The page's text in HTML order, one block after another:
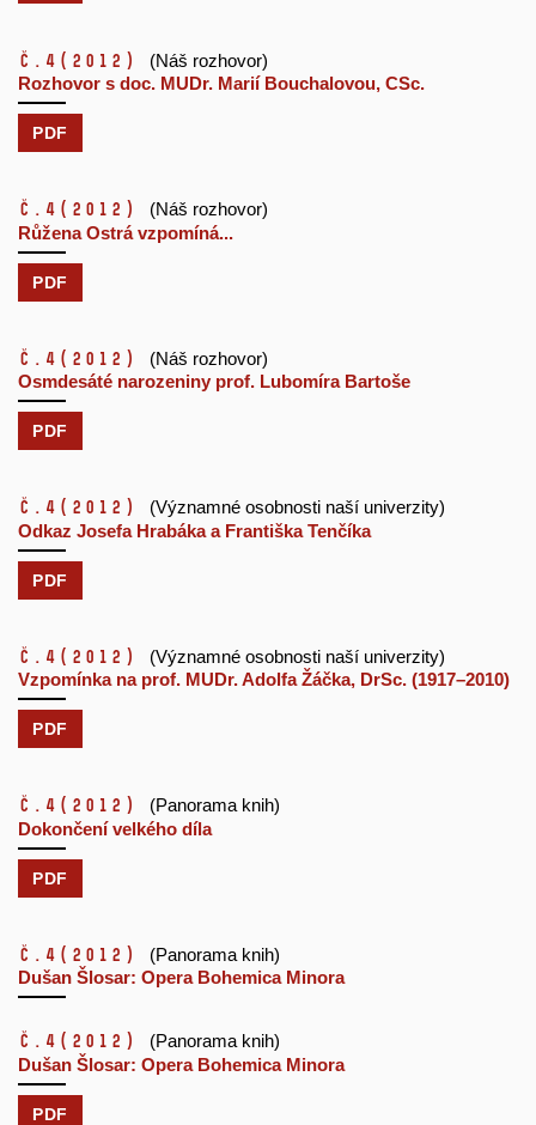
č.4 (2012)
(Náš rozhovor)
Rozhovor s doc. MUDr. Marií Bouchalovou, CSc.
PDF
č.4 (2012)
(Náš rozhovor)
Růžena Ostrá vzpomíná...
PDF
č.4 (2012)
(Náš rozhovor)
Osmdesáté narozeniny prof. Lubomíra Bartoše
PDF
č.4 (2012)
(Významné osobnosti naší univerzity)
Odkaz Josefa Hrabáka a Františka Tenčíka
PDF
č.4 (2012)
(Významné osobnosti naší univerzity)
Vzpomínka na prof. MUDr. Adolfa Žáčka, DrSc. (1917–2010)
PDF
č.4 (2012)
(Panorama knih)
Dokončení velkého díla
PDF
č.4 (2012)
(Panorama knih)
Dušan Šlosar: Opera Bohemica Minora
č.4 (2012)
(Panorama knih)
Dušan Šlosar: Opera Bohemica Minora
PDF